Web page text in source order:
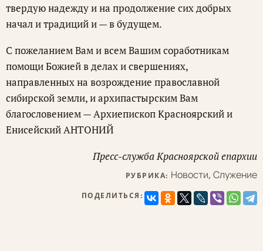
твердую надежду и на продолжение сих добрых
начал и традиций и — в будущем.
С пожеланием Вам и всем Вашим соработникам
помощи Божией в делах и свершениях,
направленных на возрождение православной
сибирской земли, и архипастырским Вам
благословением — Архиепископ Красноярский и
Енисейский АНТОНИЙ
Пресс-служба Красноярской епархии
РУБРИКА: Новости, Служение
ПОДЕЛИТЬСЯ: